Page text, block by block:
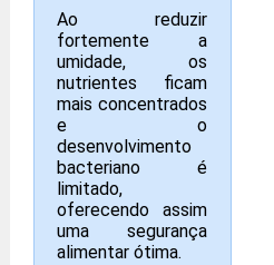
Ao reduzir
fortemente a
umidade, os
nutrientes ficam
mais concentrados
e o
desenvolvimento
bacteriano é
limitado,
oferecendo assim
uma segurança
alimentar ótima.